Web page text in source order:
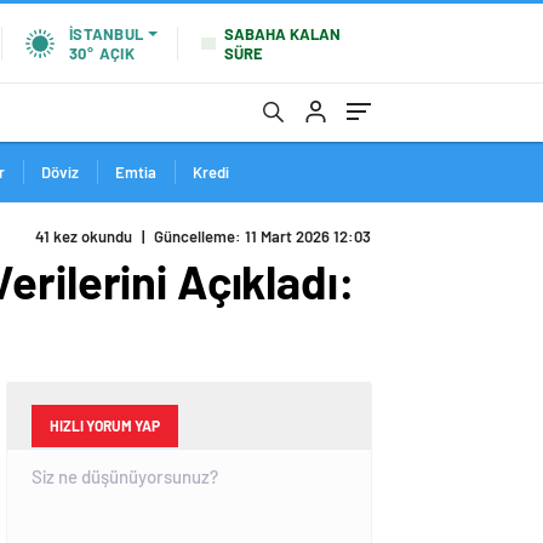
İSTANBUL
30° AÇIK
SABAHA KALAN
SÜRE
Döviz Emtia Kredi
41 kez okundu | Güncelleme: 11 Mart 2026 12:03
Açıkladı:
HIZLI YORUM YAP